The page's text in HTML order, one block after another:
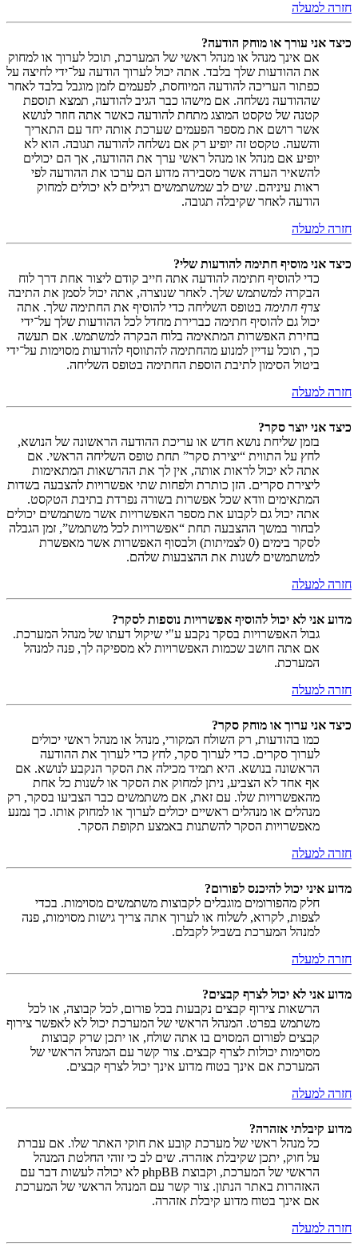
חזרה למעלה
כיצד אני עורך או מוחק הודעה?
אם אינך מנהל או מנהל ראשי של המערכת, תוכל לערוך או למחוק
את ההודעות שלך בלבד. אתה יכול לערוך הודעה על־ידי לחיצה על
כפתור העריכה להודעה המיוחסת, לפעמים לזמן מוגבל בלבד לאחר
שההודעה נשלחה. אם מישהו כבר הגיב להודעה, תמצא תוספת
קטנה של טקסט המוצג מתחת להודעה כאשר אתה חוזר לנושא
אשר רושם את מספר הפעמים שערכת אותה יחד עם התאריך
והשעה. טקסט זה יופיע רק אם נשלחה להודעה תגובה. הוא לא
יופיע אם מנהל או מנהל ראשי ערך את ההודעה, אך הם יכולים
להשאיר הערה אשר מסבירה מדוע הם ערכו את ההודעה לפי
ראות עיניהם. שים לב שמשתמשים רגילים לא יכולים למחוק
הודעה לאחר שקיבלה תגובה.
חזרה למעלה
כיצד אני מוסיף חתימה להודעות שלי?
כדי להוסיף חתימה להודעה אתה חייב קודם ליצור אחת דרך לוח
הבקרה למשתמש שלך. לאחר שנוצרה, אתה יכול לסמן את התיבה
צרף חתימה בטופס השליחה כדי להוסיף את החתימה שלך. אתה
יכול גם להוסיף חתימה כברירת מחדל לכל ההודעות שלך על־ידי
בחירת האפשרות המתאימה בלוח הבקרה למשתמש. אם תעשה
כך, תוכל עדיין למנוע מהחתימה להתווסף להודעות מסוימות על־ידי
ביטול הסימון לתיבת הוספת החתימה בטופס השליחה.
חזרה למעלה
כיצד אני יוצר סקר?
בזמן שליחת נושא חדש או עריכת ההודעה הראשונה של הנושא,
לחץ על התווית “יצירת סקר” תחת טופס השליחה הראשי. אם
אתה לא יכול לראות אותה, אין לך את ההרשאות המתאימות
ליצירת סקרים. הזן כותרת ולפחות שתי אפשרויות להצבעה בשדות
המתאימים וודא שכל אפשרות בשורה נפרדת בתיבת הטקסט.
אתה יכול גם לקבוע את מספר האפשרויות אשר משתמשים יכולים
לבחור במשך ההצבעה תחת “אפשרויות לכל משתמש”, זמן הגבלה
לסקר בימים (0 לצמיתות) ולבסוף האפשרות אשר מאפשרת
למשתמשים לשנות את ההצבעות שלהם.
חזרה למעלה
מדוע אני לא יכול להוסיף אפשרויות נוספות לסקר?
גבול האפשרויות בסקר נקבע ע"י שיקול דעתו של מנהל המערכת.
אם אתה חושב שכמות האפשרויות לא מספיקה לך, פנה למנהל
המערכת.
חזרה למעלה
כיצד אני ערוך או מוחק סקר?
כמו בהודעות, רק השולח המקורי, מנהל או מנהל ראשי יכולים
לערוך סקרים. כדי לערוך סקר, לחץ כדי לערוך את ההודעה
הראשונה בנושא. היא תמיד מכילה את הסקר הנקבע לנושא. אם
אף אחד לא הצביע, ניתן למחוק את הסקר או לשנות כל אחת
מהאפשרויות שלו. עם זאת, אם משתמשים כבר הצביעו בסקר, רק
מנהלים או מנהלים ראשיים יכולים לערוך או למחוק אותו. כך נמנע
מאפשרויות הסקר להשתנות באמצע תקופת הסקר.
חזרה למעלה
מדוע איני יכול להיכנס לפורום?
חלק מהפורומים מוגבלים לקבוצות משתמשים מסוימות. בכדי
לצפות, לקרוא, לשלוח או לערוך אתה צריך גישות מסוימות, פנה
למנהל המערכת בשביל לקבלם.
חזרה למעלה
מדוע אני לא יכול לצרף קבצים?
הרשאות צירוף קבצים נקבעות בכל פורום, לכל קבוצה, או לכל
משתמש בפרט. המנהל הראשי של המערכת יכול לא לאפשר צירוף
קבצים לפורום המסוים בו אתה שולח, או יתכן שרק קבוצות
מסוימות יכולות לצרף קבצים. צור קשר עם המנהל הראשי של
המערכת אם אינך בטוח מדוע אינך יכול לצרף קבצים.
חזרה למעלה
מדוע קיבלתי אזהרה?
כל מנהל ראשי של מערכת קובע את חוקי האתר שלו. אם עברת
על חוק, יתכן שקיבלת אזהרה. שים לב כי זוהי החלטת המנהל
הראשי של המערכת, וקבוצת phpBB לא יכולה לעשות דבר עם
האזהרות באתר הנתון. צור קשר עם המנהל הראשי של המערכת
אם אינך בטוח מדוע קיבלת אזהרה.
חזרה למעלה